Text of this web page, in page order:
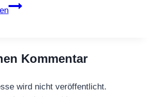
Korrektes
–
trinkt
Kommentar
wird nicht veröffentlicht.